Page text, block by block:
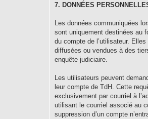
7. DONNÉES
Les données communiquées
sont uniquement destinées au
du compte de l’utilisateur.
diffusées ou vendues à des
enquête judiciaire.
Les utilisateurs peuvent
leur compte de TdH. Cette
exclusivement par courriel à
utilisant le courriel associé au
suppression d’un compte